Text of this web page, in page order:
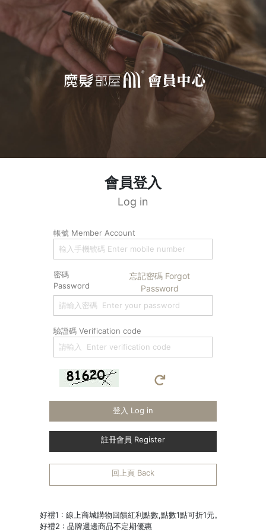
會員登入
Log in
帳號 Member Account
密碼
Password
忘記密碼 Forgot
Password
驗證碼 Verification code
登入 Log in
註冊會員 Register
回上頁 Back
好禮1 : 線上商城購物回饋紅利點數,點數1點可折1元。
好禮2 : 品牌週邊商品不定期優惠